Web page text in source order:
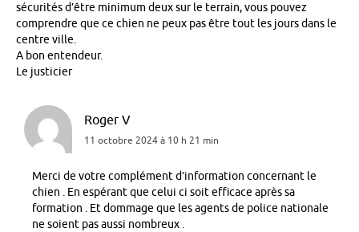
sécurités d’être minimum deux sur le terrain, vous pouvez
comprendre que ce chien ne peux pas être tout les jours dans le
centre ville.
A bon entendeur.
Le justicier
Roger V
11 octobre 2024 à 10 h 21 min
Merci de votre complément d’information concernant le
chien . En espérant que celui ci soit efficace après sa
formation . Et dommage que les agents de police nationale
ne soient pas aussi nombreux .